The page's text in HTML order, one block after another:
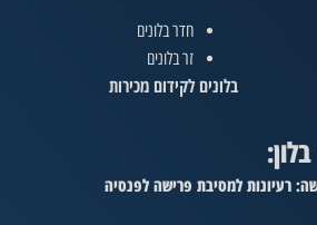
חדר בלונים
זר בלונים
בלונים לקידום מכירות
רעיונות למסיבת פרישה לפנסיה